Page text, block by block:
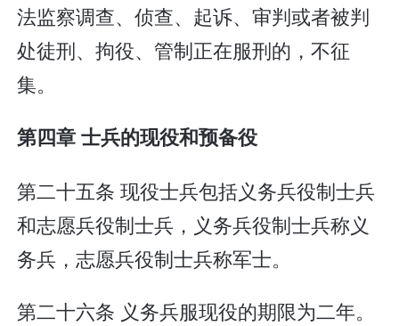
法监察调查、侦查、起诉、审判或者被判
处徒刑、拘役、管制正在服刑的，不征
集。
第四章 士兵的现役和预备役
第二十五条 现役士兵包括义务兵役制士兵
和志愿兵役制士兵，义务兵役制士兵称义
务兵，志愿兵役制士兵称军士。
第二十六条 义务兵服现役的期限为二年。